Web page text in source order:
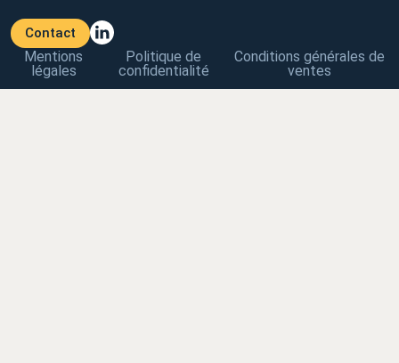
Contact
Mentions
légales
Politique de
confidentialité
Conditions générales de
ventes